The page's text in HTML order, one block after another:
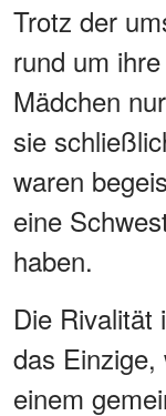
Trotz der
rund um
Mädchen
sie
waren
eine
haben.
Die Rivalität
das Einzige,
einem